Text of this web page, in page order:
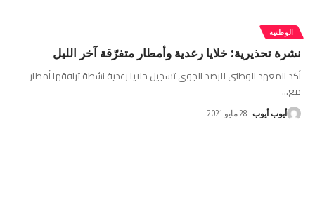
الوطنية
نشرة تحذيرية: خلايا رعدية وأمطار متفرّقة آخر الليل
أكد المعهد الوطني للرصد الجوي تسجيل خلايا رعدية نشطة ترافقها أمطار
مع…
أيوب أيوب 28 مايو 2021